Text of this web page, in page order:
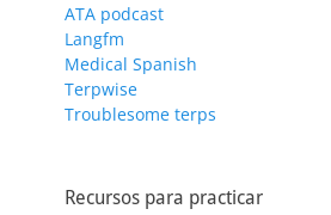
ATA podcast
Langfm
Medical Spanish
Terpwise
Troublesome terps
Recursos para practicar